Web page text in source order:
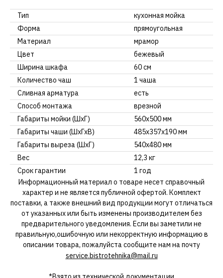
Тип
кухонная мойка
Форма
прямоугольная
Материал
мрамор
Цвет
бежевый
Ширина шкафа
60 см
Количество чаш
1 чаша
Сливная арматура
есть
Способ монтажа
врезной
Габариты мойки (ШхГ)
560х500 мм
Габариты чаши (ШхГхВ)
485х357х190 мм
Габариты выреза (ШхГ)
540х480 мм
Вес
12,3 кг
Срок гарантии
1 год
Информационный материал о товаре несет справочный
характер и не является публичной офертой. Комплект
поставки, а также внешний вид продукции могут отличаться
от указанных или быть изменены производителем без
предварительного уведомления. Если вы заметили не
правильную,ошибочную или некорректную информацию в
описании товара, пожалуйста сообщите нам на почту
service.bistrotehnika@mail.ru